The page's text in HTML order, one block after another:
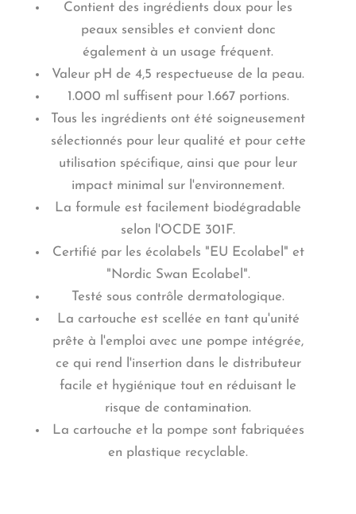
Contient des ingrédients doux pour les
peaux sensibles et convient donc
également à un usage fréquent.
Valeur pH de 4,5 respectueuse de la peau.
1.000 ml suffisent pour 1.667 portions.
Tous les ingrédients ont été soigneusement
sélectionnés pour leur qualité et pour cette
utilisation spécifique, ainsi que pour leur
impact minimal sur l'environnement.
La formule est facilement biodégradable
selon l'OCDE 301F.
Certifié par les écolabels "EU Ecolabel" et
"Nordic Swan Ecolabel".
Testé sous contrôle dermatologique.
La cartouche est scellée en tant qu'unité
prête à l'emploi avec une pompe intégrée,
ce qui rend l'insertion dans le distributeur
facile et hygiénique tout en réduisant le
risque de contamination.
La cartouche et la pompe sont fabriquées
en plastique recyclable.